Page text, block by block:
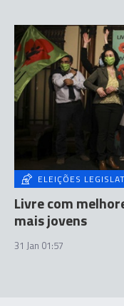
ELEIÇÕES
Livre com
mais jovens
31 Jan 01:57